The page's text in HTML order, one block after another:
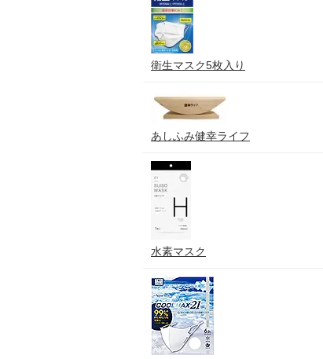
衛生マスク5枚入り
あしふみ健幸ライフ
水素マスク